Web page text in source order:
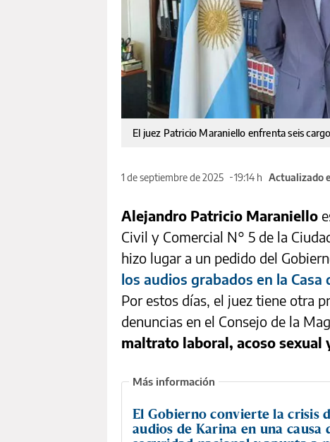
El juez Patricio Maraniello enfrenta seis
1 de septiembre de 2025 19:14 h Actualizado
Alejandro Patricio Maraniello
Civil y Comercial N° 5 de la
hizo lugar a un pedido del
los audios grabados en la Casa
Por estos días, el juez tiene otra
denuncias en el Consejo de la
maltrato laboral, acoso sexual
El Gobierno convierte la crisis
audios de Karina en una causa